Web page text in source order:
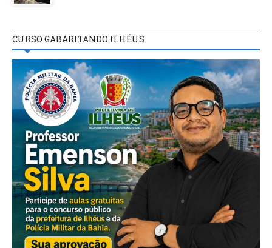
CURSO GABARITANDO ILHÉUS